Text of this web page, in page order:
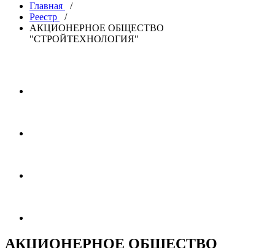
Главная
/
Реестр
/
АКЦИОНЕРНОЕ ОБЩЕСТВО
"СТРОЙТЕХНОЛОГИЯ"
АКЦИОНЕРНОЕ ОБЩЕСТВО